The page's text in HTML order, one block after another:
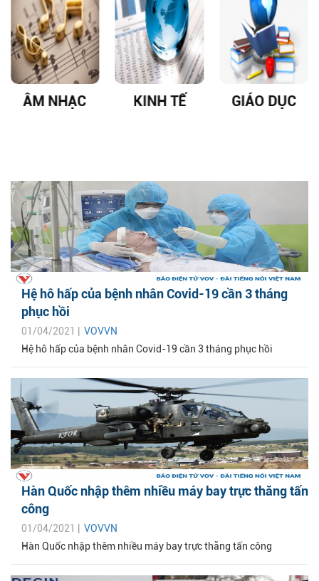
ÂM NHẠC KINH TẾ GIÁO DỤC
Hệ hô hấp của bệnh nhân Covid-19 cần 3 tháng
phục hồi
01/04/2021 | VOVVN
Hệ hô hấp của bệnh nhân Covid-19 cần 3 tháng phục hồi
Hàn Quốc nhập thêm nhiều máy bay trực thăng tấn
công
01/04/2021 | VOVVN
Hàn Quốc nhập thêm nhiều máy bay trực thăng tấn công